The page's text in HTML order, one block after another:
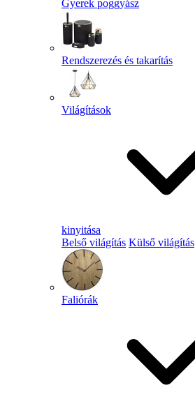
Gyerek poggyász
Rendszerezés és takarítás
Világítások
kinyitása
Belső világítás Külső világítás
Faliórák